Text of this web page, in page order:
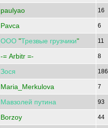
paulyao 16
Pavca 6
ООО "Трезвые грузчики" 11
-= Arbitr =- 8
Зося 186
Maria_Merkulova 7
Мавзолей путина 93
Borzoy 44